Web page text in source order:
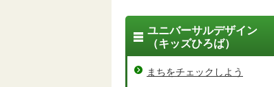
ユニバーサルデザイン
（キッズひろば）
まちをチェックしよう